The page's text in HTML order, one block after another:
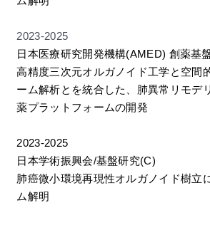
2023-2025
日本医療研究開発機構(AMED) 創薬基
高精度三次元オルガノイド工学と空間
ーム解析とを統合した、肺異常リモデ
薬プラットフォームの開発
2023-2025
日本学術振興会/基盤研究(C)
肺癌微小環境再現性オルガノイド樹立
ム解明